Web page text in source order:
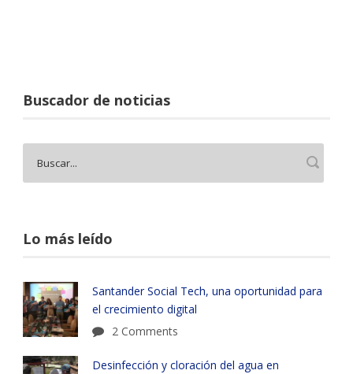
Buscador de noticias
Lo más leído
Santander Social Tech, una oportunidad para
el crecimiento digital
2 Comments
Desinfección y cloración del agua en